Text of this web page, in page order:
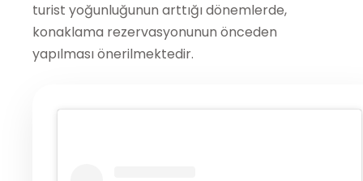
turist yoğunluğunun arttığı dönemlerde,
konaklama rezervasyonunun önceden
yapılması önerilmektedir.